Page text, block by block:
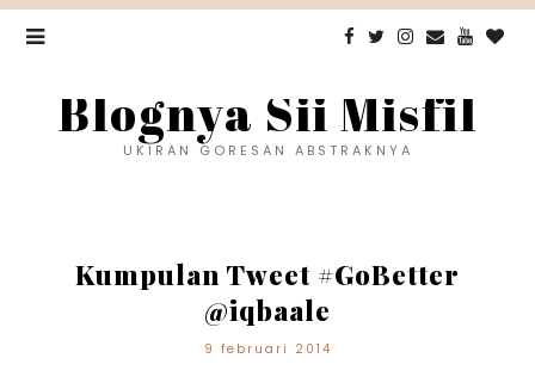
Blognya Sii Misfil
UKIRAN GORESAN ABSTRAKNYA
Kumpulan Tweet #GoBetter
@iqbaale
9 februari 2014